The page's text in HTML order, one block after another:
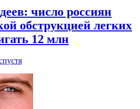
число россиян
обструкцией легких
12 млн